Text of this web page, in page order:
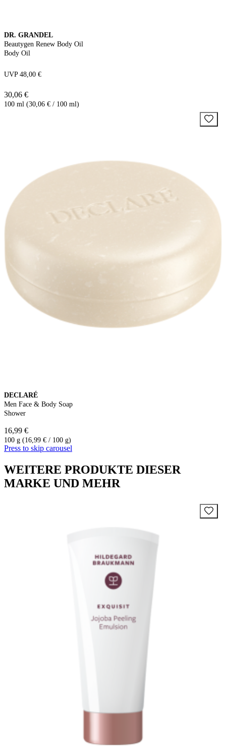
DR. GRANDEL
Beautygen Renew Body Oil
Body Oil
UVP 48,00 €
30,06 €
100 ml (30,06 € / 100 ml)
DECLARÉ
Men Face & Body Soap
Shower
16,99 €
100 g (16,99 € / 100 g)
Press to skip carousel
WEITERE PRODUKTE DIESER
MARKE UND MEHR